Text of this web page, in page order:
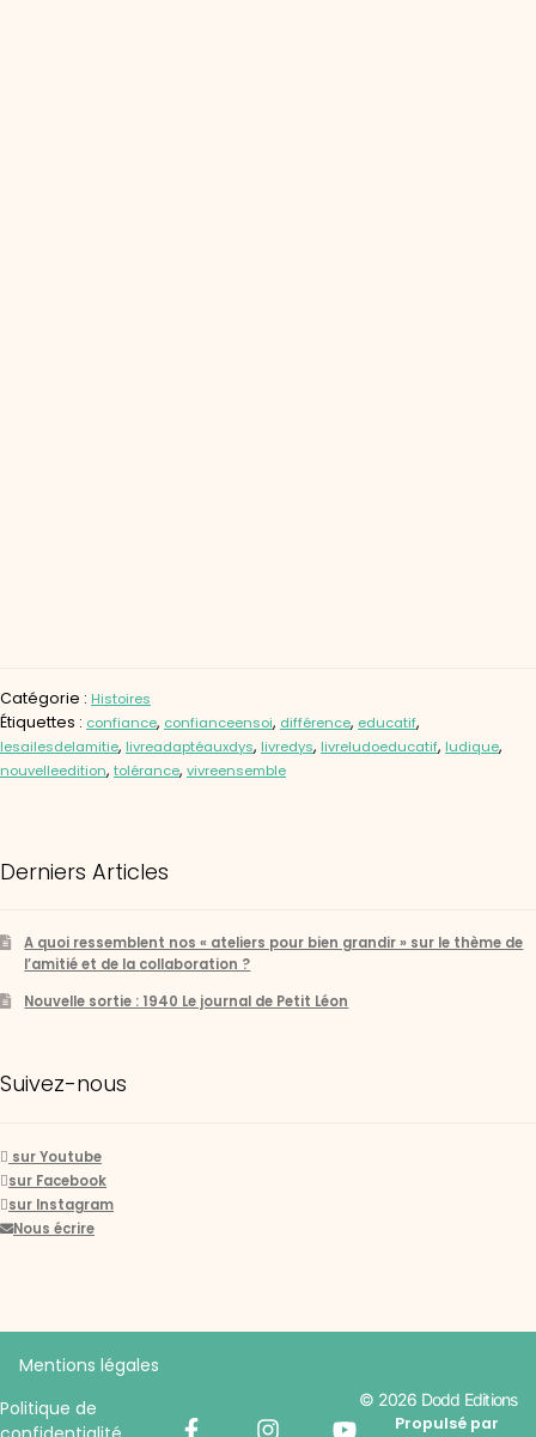
Catégorie : Histoires
Étiquettes : confiance, confianceensoi, différence, educatif,
lesailesdelamitie, livreadaptéauxdys, livredys, livreludoeducatif, ludique,
nouvelleedition, tolérance, vivreensemble
Derniers Articles
A quoi ressemblent nos « ateliers pour bien grandir » sur le thème de
l’amitié et de la collaboration ?
Nouvelle sortie : 1940 Le journal de Petit Léon
Suivez-nous
sur Youtube
sur Facebook
sur Instagram
Nous écrire
Mentions légales
Politique de
© 2026 Dodd Editions
Propulsé par